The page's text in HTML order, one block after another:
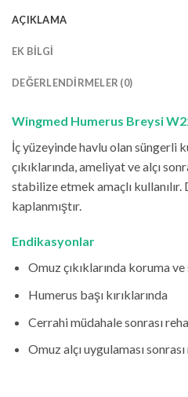
AÇIKLAMA
EK BILGI
DEĞERLENDIRMELER (0)
Wingmed Humerus Breysi
İç yüzeyinde havlu olan süngerli
çıkıklarında, ameliyat ve alçı
stabilize etmek amaçlı
kaplanmıştır.
Endikasyonlar
Omuz çıkıklarında koruma
Humerus başı kırıklarında
Cerrahi müdahale sonrası
Omuz alçı uygulaması